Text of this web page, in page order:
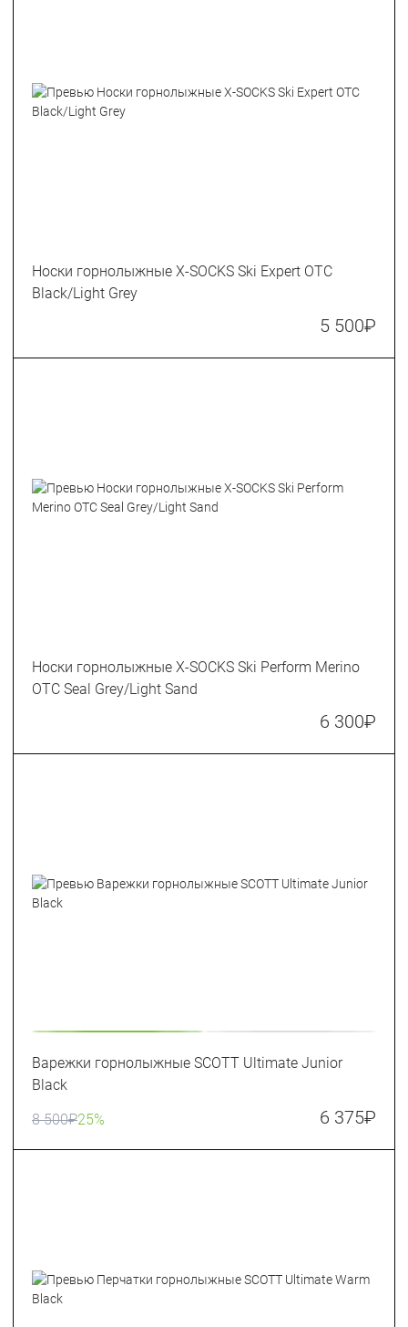
Носки горнолыжные X-SOCKS Ski Expert OTC
Black/Light Grey
5 500₽
Носки горнолыжные X-SOCKS Ski Perform Merino
OTC Seal Grey/Light Sand
6 300₽
Варежки горнолыжные SCOTT Ultimate Junior
Black
8 500₽25% 6 375₽